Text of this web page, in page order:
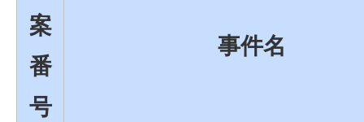
案
番
号
事件名